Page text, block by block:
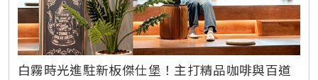
白霧時光進駐新板傑仕堡！主打精品咖啡與百道